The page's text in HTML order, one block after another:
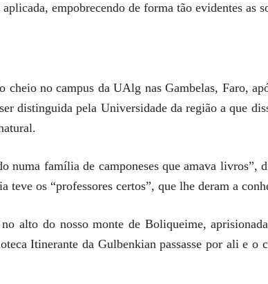
empobrecendo de forma tão evidentes as
no campus da UAlg nas Gambelas, Faro,
distinguida pela Universidade da região a que
numa família de camponeses que amava livros”,
teve os “professores certos”, que lhe deram a
alto do nosso monte de Boliqueime,
Itinerante da Gulbenkian passasse por ali e